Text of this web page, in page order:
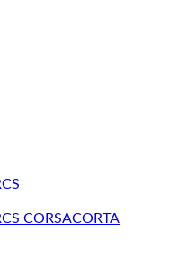
CORSACORTA